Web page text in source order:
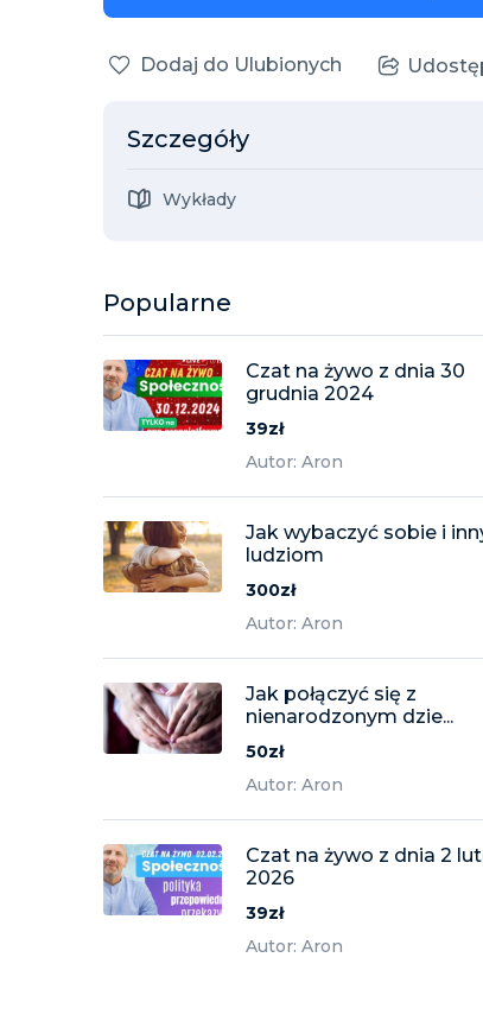
Dodaj do Ulubionych
Szczegóły
Wykłady
Popularne
Czat na żywo z dnia 30
grudnia 2024
39zł
Autor: Aron
Jak wybaczyć sobie i
ludziom
300zł
Autor: Aron
Jak połączyć się z
nienarodzonym dzie...
50zł
Autor: Aron
Czat na żywo z dnia 2
2026
39zł
Autor: Aron